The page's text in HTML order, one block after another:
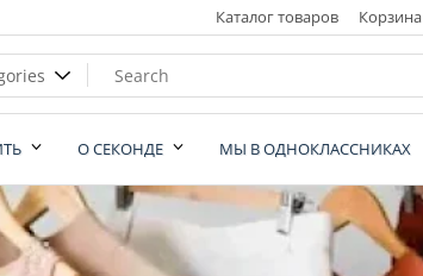
Каталог товаров Корзина
О СЕКОНДЕ МЫ В ОДНОКЛАССНИКАХ